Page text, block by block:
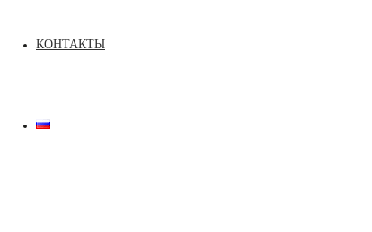
КОНТАКТЫ